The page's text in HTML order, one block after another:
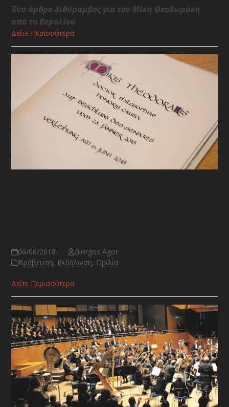
Ένα άρθρο διθύραμβος για τον Μίκη Θεοδωράκη
από το Βερολίνο
Δείτε Περισσότερα
06/06/2018
Giorgos Agor.
Βράβευση, Εκδήλωση, Ομιλία
Δείτε Περισσότερα